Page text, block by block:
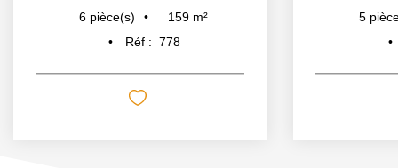
6 pièce(s) 159 m²
Réf : 778
5